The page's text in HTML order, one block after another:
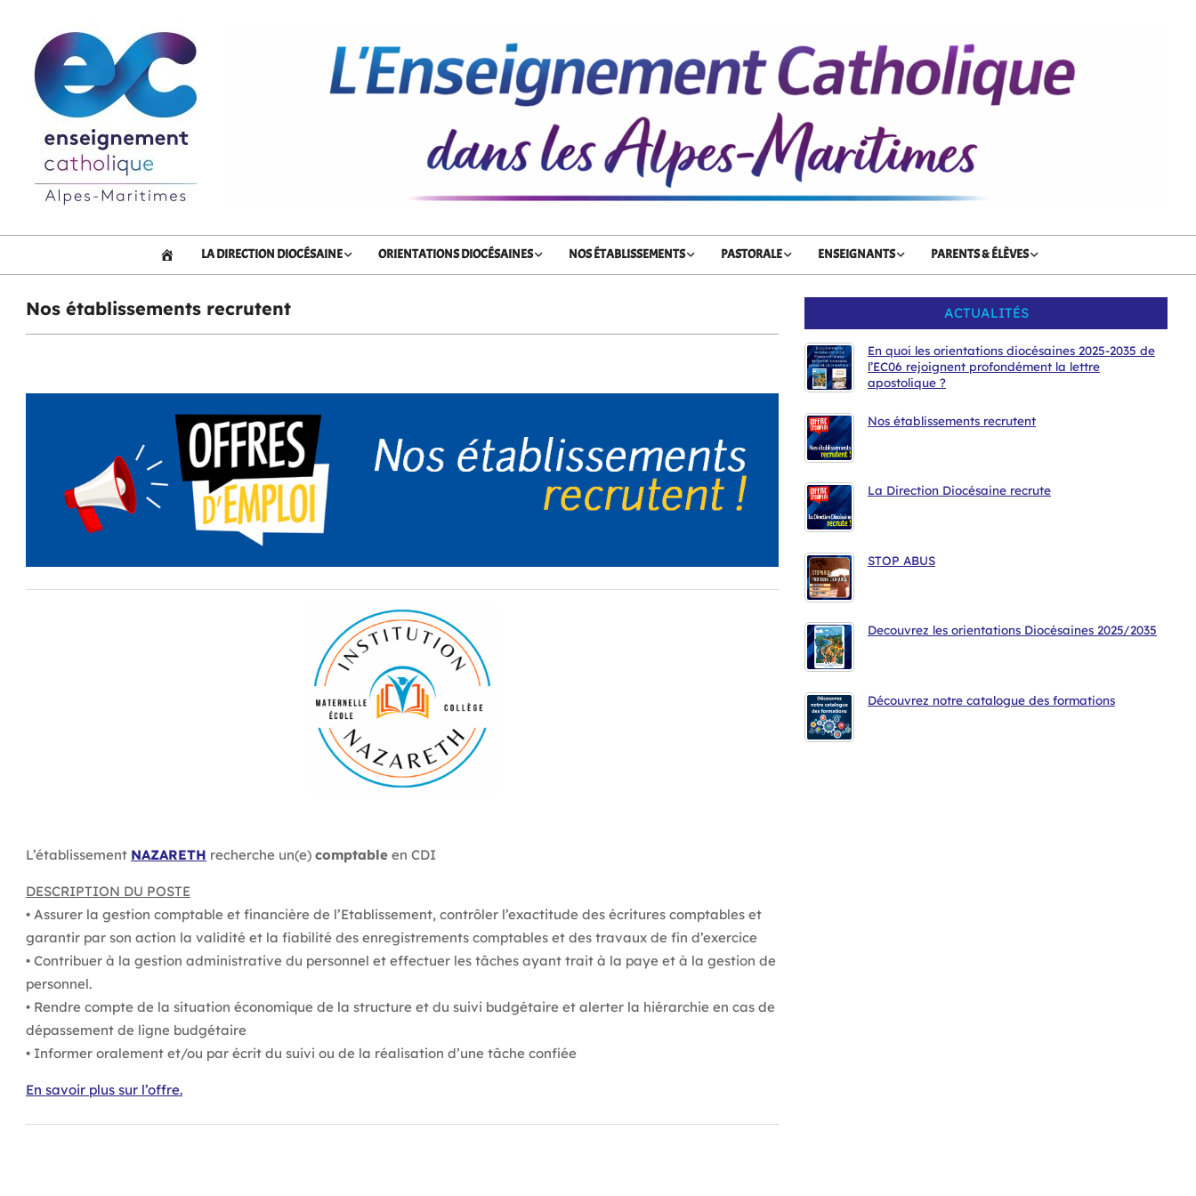
content
DDEC
Primary
ACCUEILLA DIRECTION DIOCÉSAINE ORIENTATIONS DIOCÉSAINES NOS ÉTABLISSEMENTS PASTORALE ENSEIGNANTS PARENTS & ÉLÈVES
Nos établissements recrutent
L’établissement NAZARETH recherche un(e) comptable en CDI
DESCRIPTION DU POSTE
• Assurer la gestion comptable et financière de l’Etablissement, contrôler l’exactitude des écritures comptables et
garantir par son action la validité et la fiabilité des enregistrements comptables et des travaux de fin d’exercice
• Contribuer à la gestion administrative du personnel et effectuer les tâches ayant trait à la paye et à la gestion de
personnel.
• Rendre compte de la situation économique de la structure et du suivi budgétaire et alerter la hiérarchie en cas de
dépassement de ligne budgétaire
• Informer oralement et/ou par écrit du suivi ou de la réalisation d’une tâche confiée
En savoir plus sur l’offre.
ACTUALITÉS
En quoi les orientations diocésaines 2025-2035 de
l’EC06 rejoignent profondément la lettre
apostolique ?
Nos établissements recrutent
La Direction Diocésaine recrute
STOP ABUS
Decouvrez les orientations Diocésaines 2025/2035
Découvrez notre catalogue des formations